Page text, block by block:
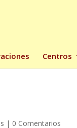
Centros
| 0 Comentarios